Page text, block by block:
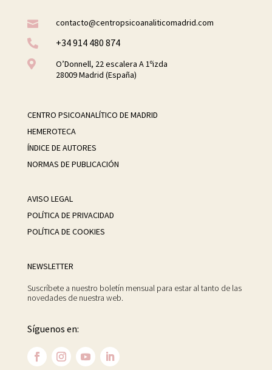

contacto@centropsicoanaliticomadrid.com

+34 914 480 874

O’Donnell, 22 escalera A 1ºizda
28009 Madrid (España)
CENTRO PSICOANALÍTICO DE MADRID
HEMEROTECA
ÍNDICE DE AUTORES
NORMAS DE PUBLICACIÓN
AVISO LEGAL
POLÍTICA DE PRIVACIDAD
POLÍTICA DE COOKIES
NEWSLETTER
Suscríbete a nuestro boletín mensual para estar al tanto de las
novedades de nuestra web.
Síguenos en: